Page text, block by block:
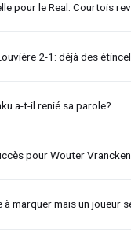
pour le Real: Courtois
2-1: déjà des
a-t-il renié sa parole?
pour Wouter
à marquer mais un joueur